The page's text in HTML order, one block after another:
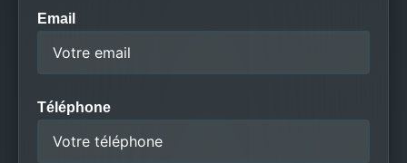
Email
Téléphone